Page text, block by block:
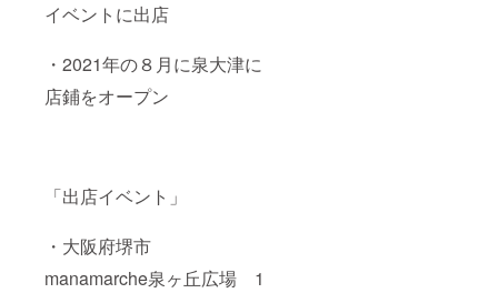
イベントに出店
・2021年の８月に泉大津に
店鋪をオープン
「出店イベント」
・大阪府堺市
manamarche泉ヶ丘広場 1